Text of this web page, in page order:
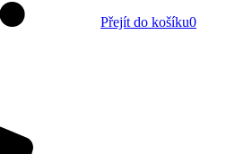
Přejít do košíku0